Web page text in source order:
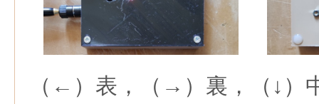
（←）表，（→）裏，（↓）